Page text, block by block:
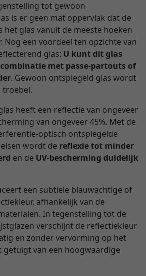
tot gewoon
is er geen mat oppervlak dat de
het glas vanuit de meeste hoeken
Nog een voordeel ten opzichte van
glas: U kunt dit glas
met passe-partouts of
. Gewoon ontspiegeld glas wordt
troebel.
heeft een reflectie van ongeveer
van ongeveer 45%. Met de
optisch ontspiegelde
wordt de reflexie tot minder
en de UV-bescherming duidelijk
een subtiele blauwachtige of
afhankelijk van de
In tegenstelling tot de
verschijnt de reflectiekleur
en zonder vervorming op het
getuigt van een hoogwaardige